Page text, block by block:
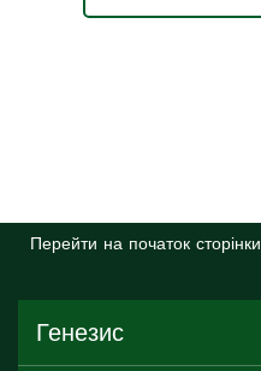
Перейти на початок сторінки
Генезис